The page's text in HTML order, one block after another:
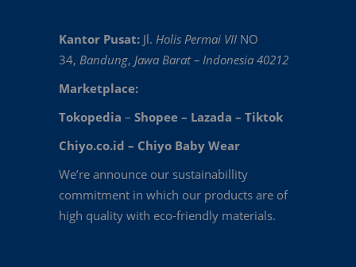
Kantor Pusat: Jl. Holis Permai VII NO
34, Bandung, Jawa Barat – Indonesia 40212
Marketplace:
Tokopedia – Shopee – Lazada – Tiktok
Chiyo.co.id – Chiyo Baby Wear
We’re announce our sustainabillity
commitment in which our products are of
high quality with eco-friendly materials.